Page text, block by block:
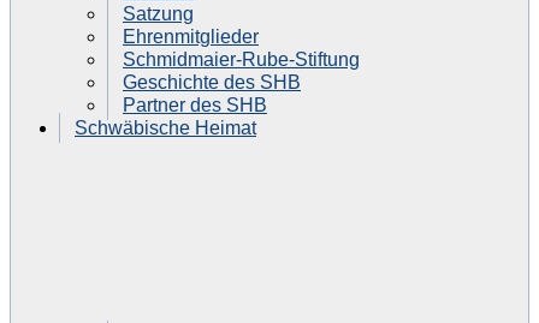
Satzung
Ehrenmitglieder
Schmidmaier-Rube-Stiftung
Geschichte des SHB
Partner des SHB
Schwäbische Heimat